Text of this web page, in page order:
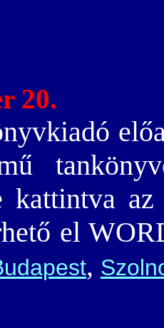
20.
kattintva
el
,